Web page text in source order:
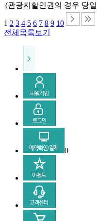
(관광지할인권의 경우 당
1 2 3 4 5 6 7 8 9 10
전체목록보기
0